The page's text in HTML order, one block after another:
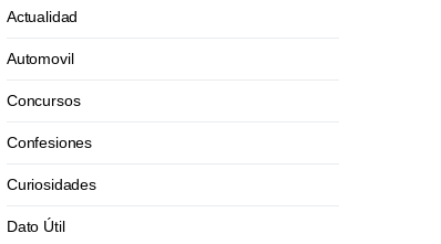
Actualidad
Automovil
Concursos
Confesiones
Curiosidades
Dato Útil